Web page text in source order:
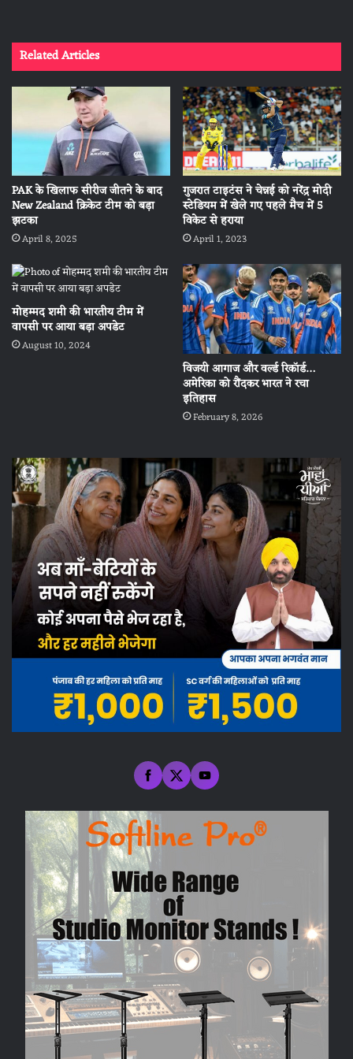
Related Articles
PAK के खिलाफ सीरीज जीतने के बाद
New Zealand क्रिकेट टीम को बड़ा
झटका
April 8, 2025
गुजरात टाइटंस ने चेन्नई को नरेंद्र मोदी
स्टेडियम में खेले गए पहले मैच में 5
विकेट से हराया
April 1, 2023
मोहम्‍मद शमी की भारतीय टीम में
वापसी पर आया बड़ा अपडेट
August 10, 2024
विजयी आगाज और वर्ल्ड रिकॉर्ड…
अमेरिका को रौंदकर भारत ने रचा
इतिहास
February 8, 2026